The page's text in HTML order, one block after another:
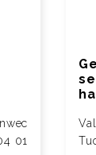
01